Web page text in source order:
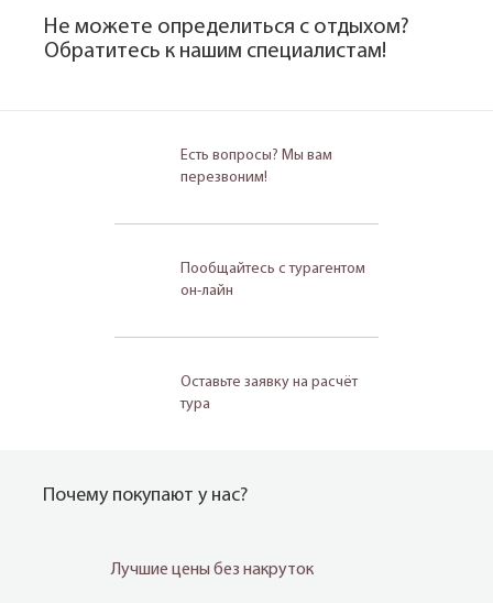
Не можете определиться с отдыхом?
Обратитесь к нашим специалистам!
Есть вопросы? Мы вам
перезвоним!
Пообщайтесь с турагентом
он-лайн
Оставьте заявку на расчёт
тура
Почему покупают у нас?
Лучшие цены без накруток